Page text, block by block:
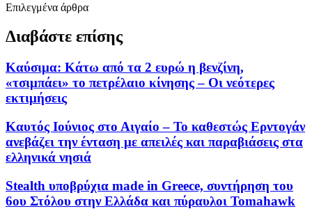
Επιλεγμένα άρθρα
Διαβάστε επίσης
Καύσιμα: Κάτω από τα 2 ευρώ η βενζίνη,
«τσιμπάει» το πετρέλαιο κίνησης – Οι νεότερες
εκτιμήσεις
Καυτός Ιούνιος στο Αιγαίο – Το καθεστώς Ερντογάν
ανεβάζει την ένταση με απειλές και παραβιάσεις στα
ελληνικά νησιά
Stealth υποβρύχια made in Greece, συντήρηση του
6ου Στόλου στην Ελλάδα και πύραυλοι Tomahawk